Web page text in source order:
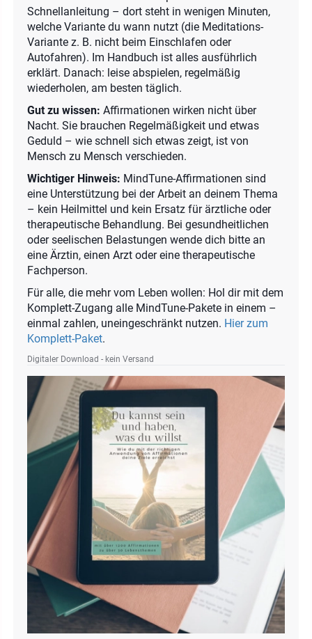
Schnellanleitung – dort steht in wenigen Minuten,
welche Variante du wann nutzt (die Meditations-
Variante z. B. nicht beim Einschlafen oder
Autofahren). Im Handbuch ist alles ausführlich
erklärt. Danach: leise abspielen, regelmäßig
wiederholen, am besten täglich.
Gut zu wissen: Affirmationen wirken nicht über
Nacht. Sie brauchen Regelmäßigkeit und etwas
Geduld – wie schnell sich etwas zeigt, ist von
Mensch zu Mensch verschieden.
Wichtiger Hinweis: MindTune-Affirmationen sind
eine Unterstützung bei der Arbeit an deinem Thema
– kein Heilmittel und kein Ersatz für ärztliche oder
therapeutische Behandlung. Bei gesundheitlichen
oder seelischen Belastungen wende dich bitte an
eine Ärztin, einen Arzt oder eine therapeutische
Fachperson.
Für alle, die mehr vom Leben wollen: Hol dir mit dem
Komplett-Zugang alle MindTune-Pakete in einem –
einmal zahlen, uneingeschränkt nutzen. Hier zum
Komplett-Paket.
Digitaler Download - kein Versand